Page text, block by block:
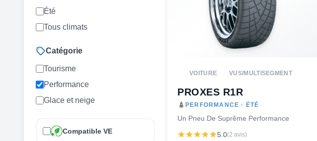
Été
Tous climats
Catégorie
Tourisme
Performance
Glace et neige
Compatible VE
VOITURE VUS/MULTISEGMENT
PROXES R1R
PERFORMANCE · ÉTÉ
Un Pneu De Suprême Performance
5.0(2 avis)